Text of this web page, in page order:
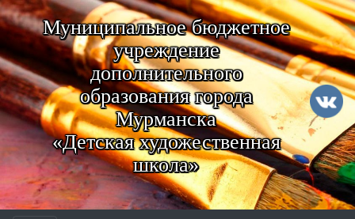
Муниципальное бюджетное
учреждение
дополнительного
образования города
Мурманска
«Детская художественная
школа»